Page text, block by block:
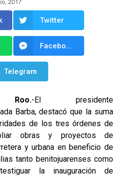
2017
Twitter
Facebook Messenger
Telegram
Roo.-El presidente
Barba, destacó que la suma
de los tres órdenes de
obras y proyectos de
y urbana en beneficio de
tanto benitojuarenses como
la inauguración de